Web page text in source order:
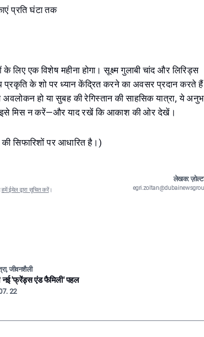
प्रति घंटा तक
एक विशेष महीना होगा। सूक्ष्म गुलाबी चांद और लिरिड्स
के शो पर ध्यान केंद्रित करने का अवसर प्रदान करते
अवलोकन हो या सुबह की रेगिस्तान की साहसिक यात्रा, ये
इसे मिस न करें—और याद रखें कि आकाश की ओर देखें।
सिफारिशों पर आधारित है।)
हमें ईमेल द्वारा सूचित करें।
लेखक:
जीवनशैली
नई 'फ्रेंड्स एंड फैमिली' पहल
22